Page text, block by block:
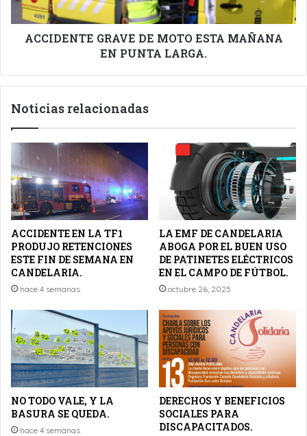
PUNTA
LARGA.
ACCIDENTE GRAVE DE MOTO ESTA MAÑANA
EN PUNTA LARGA.
Noticias relacionadas
ACCIDENTE EN LA TF1
PRODUJO RETENCIONES
ESTE FIN DE SEMANA EN
CANDELARIA.
hace 4 semanas
LA EMF DE CANDELARIA
ABOGA POR EL BUEN USO
DE PATINETES ELÉCTRICOS
EN EL CAMPO DE FÚTBOL.
octubre 26, 2025
NO TODO VALE, Y LA
BASURA SE QUEDA.
hace 4 semanas
DERECHOS Y BENEFICIOS
SOCIALES PARA
DISCAPACITADOS.